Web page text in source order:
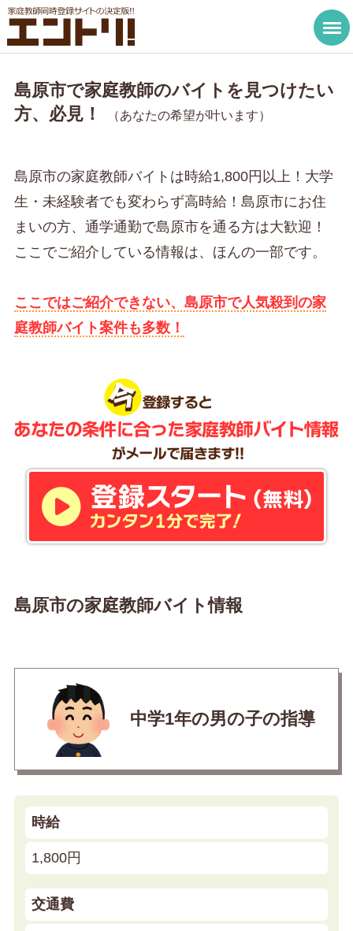
島原市で家庭教師のバイトを見つけたい
方、必見！
（あなたの希望が叶います）
島原市の家庭教師バイトは時給1,800円以上！大学
生・未経験者でも変わらず高時給！島原市にお住
まいの方、通学通勤で島原市を通る方は大歓迎！
ここでご紹介している情報は、ほんの一部です。
ここではご紹介できない、島原市で人気殺到の家
庭教師バイト案件も多数！
島原市の家庭教師バイト情報
中学1年の男の子の指導
時給
1,800円
交通費